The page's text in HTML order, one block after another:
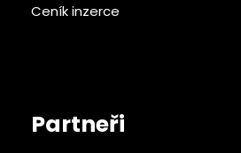
Ceník inzerce
Partneři